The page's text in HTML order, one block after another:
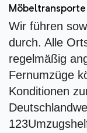
Wir führen
durch. Alle
regelmäßig
Fernumzüge
Konditionen